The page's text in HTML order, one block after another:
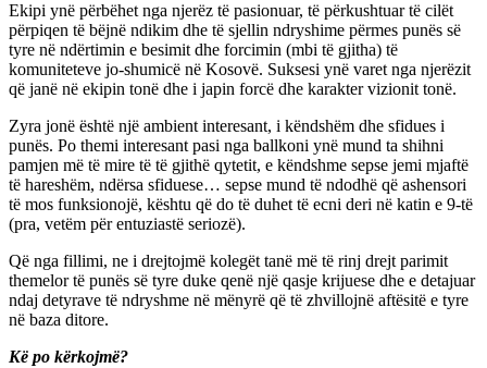
Ekipi ynë përbëhet nga njerëz të pasionuar, të përkushtuar të cilët
përpiqen të bëjnë ndikim dhe të sjellin ndryshime përmes punës së
tyre në ndërtimin e besimit dhe forcimin (mbi të gjitha) të
komuniteteve jo-shumicë në Kosovë. Suksesi ynë varet nga njerëzit
që janë në ekipin tonë dhe i japin forcë dhe karakter vizionit tonë.
Zyra jonë është një ambient interesant, i këndshëm dhe sfidues i
punës. Po themi interesant pasi nga ballkoni ynë mund ta shihni
pamjen më të mire të të gjithë qytetit, e këndshme sepse jemi mjaftë
të hareshëm, ndërsa sfiduese… sepse mund të ndodhë që ashensori
të mos funksionojë, kështu që do të duhet të ecni deri në katin e 9-të
(pra, vetëm për entuziastë seriozë).
Që nga fillimi, ne i drejtojmë kolegët tanë më të rinj drejt parimit
themelor të punës së tyre duke qenë një qasje krijuese dhe e detajuar
ndaj detyrave të ndryshme në mënyrë që të zhvillojnë aftësitë e tyre
në baza ditore.
Kë po kërkojmë?